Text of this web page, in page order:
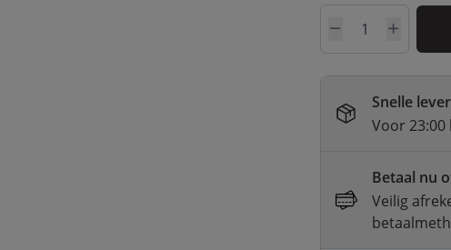
Aantal
Snelle
Voor 23:00
Betaal nu
Veilig